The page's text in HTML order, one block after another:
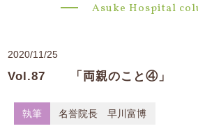
Asuke Hospital
2020/11/25
Vol.87 「両親のこと④」
執筆 名誉院長 早川富博